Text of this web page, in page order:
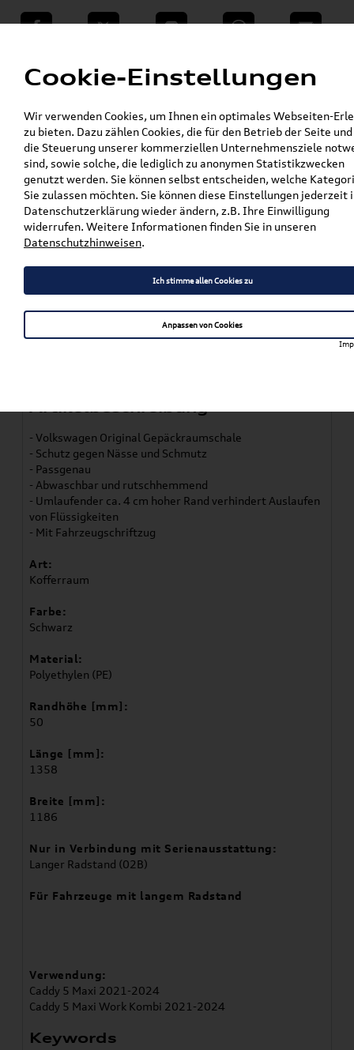
teilen Twitter Instagram WhatsApp E-Mail
VW Shop - VW Originalteile und Zubehör »
VW Zubehör » Komfort & Schutz »
Gepäckraumeinlagen » Caddy »
Original VW Caddy (5) Maxi (mit langem
Radstand) Gepäckraumschale /
Kofferraumwanne 2K7061161A
Original VW Caddy (5) Maxi
(mit langem Radstand)
Gepäckraumschale /
Kofferraumwanne
2K7061161A
- Volkswagen Original Gepäckraumschale
- Schutz gegen Nässe und Schmutz
- Passgenau
- Abwaschbar und rutschhemmend
- Umlaufender ca. 4 cm hoher Rand verhindert Auslaufen
von Flüssigkeiten
- Mit Fahrzeugschriftzug
Art:
Kofferraum
Farbe:
Schwarz
Material:
Polyethylen (PE)
Randhöhe [mm]:
50
Länge [mm]:
1358
Breite [mm]:
1186
Nur in Verbindung mit Serienausstattung:
Langer Radstand (02B)
Für Fahrzeuge mit langem Radstand
Verwendung:
Caddy 5 Maxi 2021-2024
Caddy 5 Maxi Work Kombi 2021-2024
Keywords
Cookie-Einstellungen
Wir verwenden Cookies, um Ihnen ein optimales Webseiten-
zu bieten. Dazu zählen Cookies, die für den Betrieb der Seite
die Steuerung unserer kommerziellen Unternehmensziele
sind, sowie solche, die lediglich zu anonymen Statistikzwecken
genutzt werden. Sie können selbst entscheiden, welche
Sie zulassen möchten. Sie können diese Einstellungen jederzeit
Datenschutzerklärung wieder ändern, z.B. Ihre Einwilligung
widerrufen. Weitere Informationen finden Sie in unseren
Datenschutzhinweisen.
Ich stimme allen Cookies zu
Anpassen von Cookies